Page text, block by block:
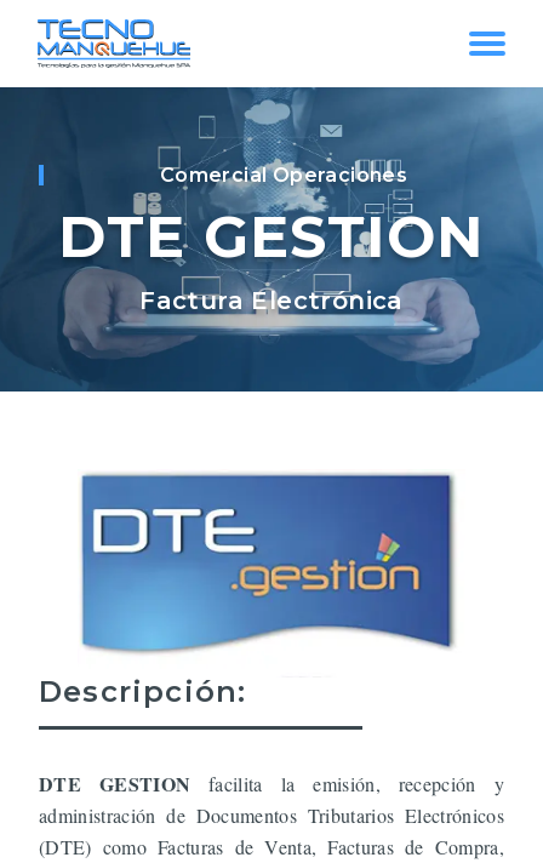
Comercial Operaciones
DTE GESTION
Factura Electrónica
Descripción:
DTE GESTION facilita la emisión, recepción y
administración de Documentos Tributarios Electrónicos
(DTE) como Facturas de Venta, Facturas de Compra,